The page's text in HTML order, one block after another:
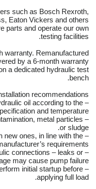
such as Bosch Rexroth,
Eaton Vickers and others.
parts and operate our own
testing facilities.
warranty. Remanufactured
by a 6-month warranty.
a dedicated hydraulic test
bench.
recommendations:
oil according to the
and temperature.
metal particles
or sludge.
new ones, in line with the
requirements.
connections – leaks or
may cause pump failure.
initial startup before
applying full load.